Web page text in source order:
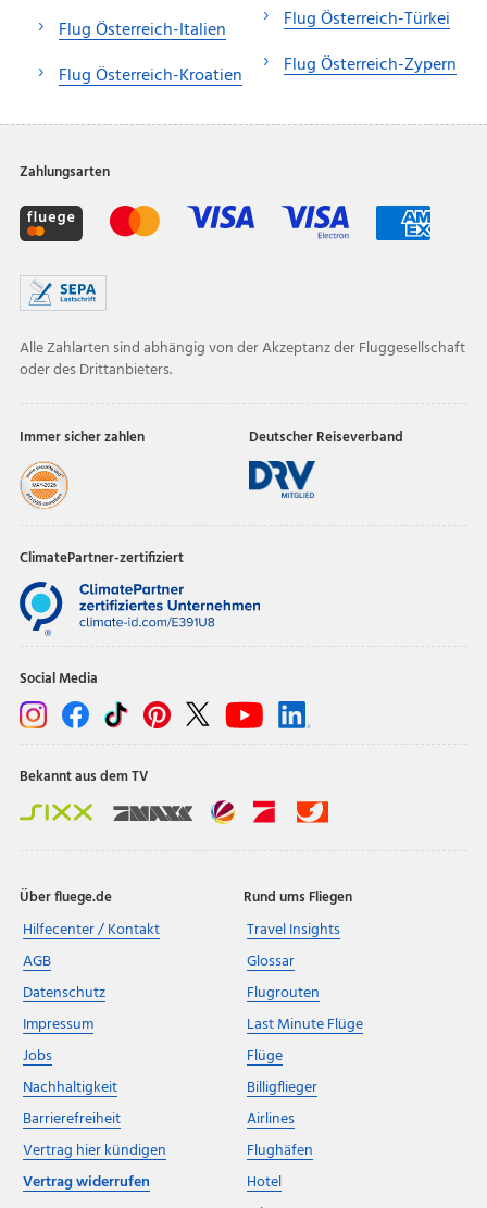
Flug Österreich-Italien
Flug Österreich-Kroatien
Flug Österreich-Türkei
Flug Österreich-Zypern